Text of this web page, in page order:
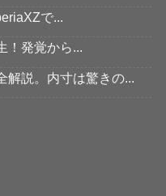
で...
！発覚から...
解説。内寸は驚きの...